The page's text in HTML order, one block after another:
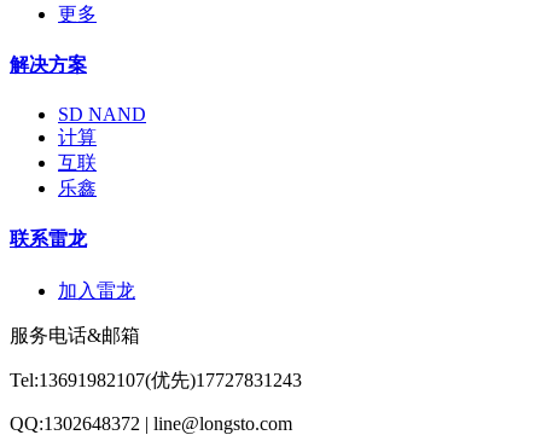
更多
解决方案
SD NAND
计算
互联
乐鑫
联系雷龙
加入雷龙
服务电话&邮箱
Tel:13691982107(优先)17727831243
QQ:1302648372 | line@longsto.com